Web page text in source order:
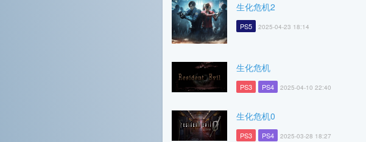
生化危机2
PS5 2025-04-23 18:14
生化危机
PS3 PS4 2025-04-10 22:40
生化危机0
PS3 PS4 2025-03-28 18:27